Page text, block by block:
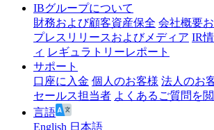
IBグループについて
財務および顧客資産保全 会社概要
プレスリリースおよびメディア IR
ィ レギュラトリーレポート
サポート
口座に入金 個人のお客様 法人のお
セールス担当者 よくあるご質問を
言語
English 日本語